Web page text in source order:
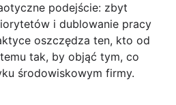
podejście: zbyt
i dublowanie pracy
oszczędza ten, kto od
tak, by objąć tym, co
środowiskowym firmy.